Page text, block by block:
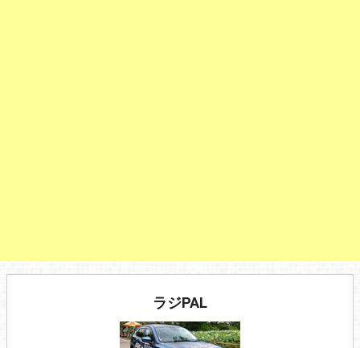
ラジPAL